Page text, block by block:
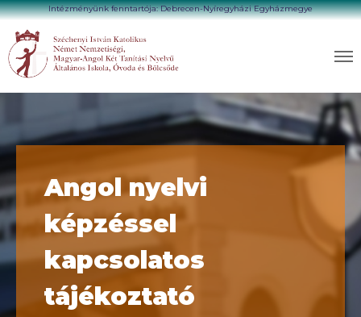
Intézményünk fenntartója: Debrecen-Nyíregyházi Egyházmegye
Angol nyelvi
képzéssel
kapcsolatos
tájékoztató